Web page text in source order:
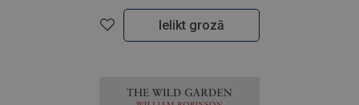
Ielikt grozā